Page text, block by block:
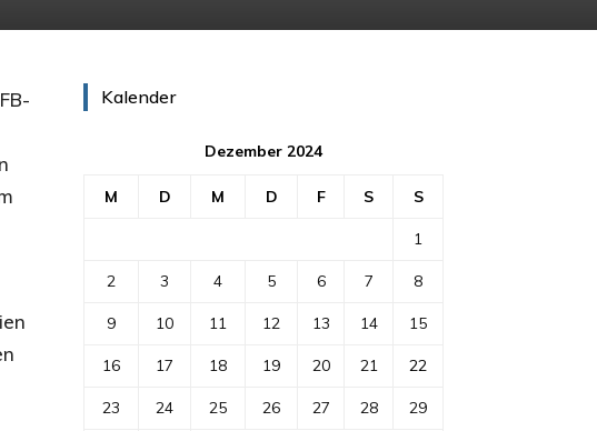
Kalender
Dezember 2024
M D M D F S S
1
2 3 4 5 6 7 8
9 10 11 12 13 14 15
16 17 18 19 20 21 22
23 24 25 26 27 28 29